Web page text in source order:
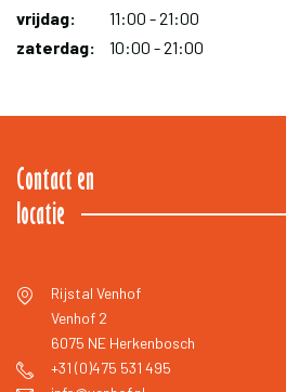
vrijdag:
11:00 - 21:00
zaterdag:
10:00 - 21:00
Contact en
locatie
Rijstal Venhof
Venhof 2
6075 NE Herkenbosch
+31 (0)475 531 495